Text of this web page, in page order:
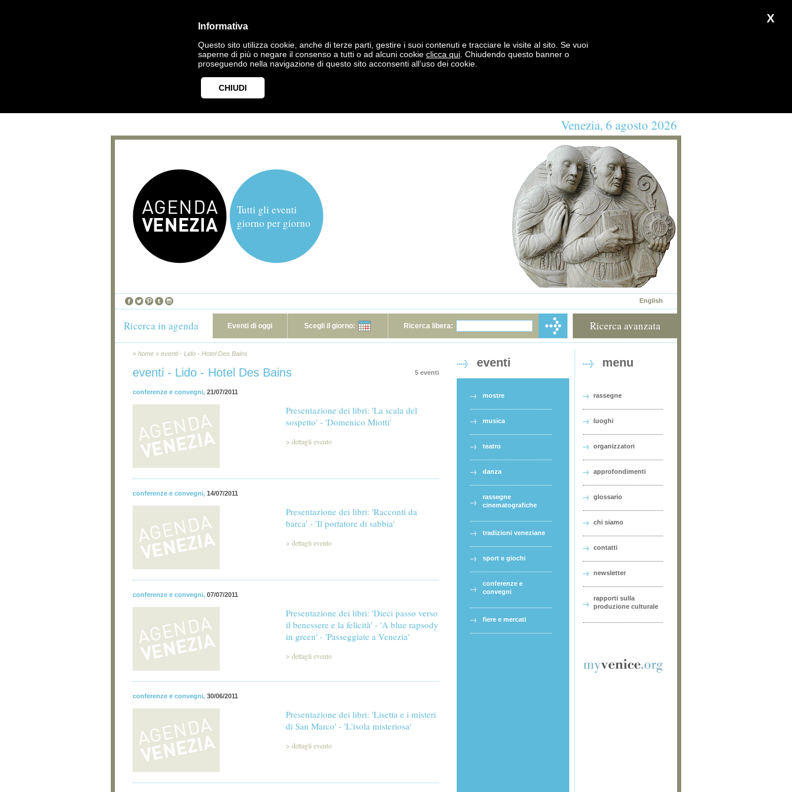
X
Informativa
Questo sito utilizza cookie, anche di terze parti, gestire i suoi contenuti e tracciare le visite al sito. Se vuoi
saperne di più o negare il consenso a tutti o ad alcuni cookie clicca qui . Chiudendo questo banner o
proseguendo nella navigazione di questo sito acconsenti all’uso dei cookie.
CHIUDI
Venezia, 6 agosto 2026
Tutti gli eventi
giorno per giorno
English
Ricerca in agenda Eventi di oggi Scegli il giorno: Ricerca libera: Ricerca avanzata
» home » eventi - Lido - Hotel Des Bains
5 eventi
eventi - Lido - Hotel Des Bains
conferenze e convegni, 21/07/2011
Presentazione dei libri: 'La scala del
sospetto' - 'Domenico Miotti'
> dettagli evento
conferenze e convegni, 14/07/2011
Presentazione dei libri: 'Racconti da
barca' - 'Il portatore di sabbia'
> dettagli evento
conferenze e convegni, 07/07/2011
Presentazione dei libri: 'Dieci passo verso
il benessere e la felicità' - 'A blue rapsody
in green' - 'Passeggiate a Venezia'
> dettagli evento
conferenze e convegni, 30/06/2011
Presentazione dei libri: 'Lisetta e i misteri
di San Marco' - 'L'isola misteriosa'
> dettagli evento
eventi
mostre
musica
teatro
danza
rassegne
cinematografiche
tradizioni veneziane
sport e giochi
conferenze e
convegni
fiere e mercati
menu
rassegne
luoghi
organizzatori
approfondimenti
glossario
chi siamo
contatti
newsletter
rapporti sulla
produzione culturale